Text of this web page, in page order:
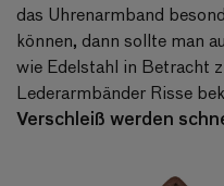
das Uhrenarmband
können, dann sollte man
wie Edelstahl in Betracht
Lederarmbänder Risse
Verschleiß werden